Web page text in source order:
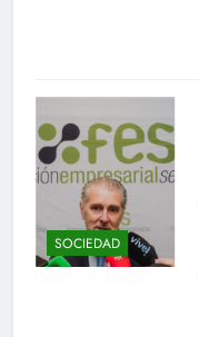
SOCIEDAD